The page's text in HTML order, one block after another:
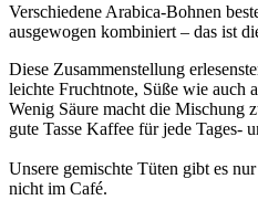
Verschiedene Arabica-Bohnen
ausgewogen kombiniert – das ist
Diese Zusammenstellung
leichte Fruchtnote, Süße wie auch
Wenig Säure macht die Mischung
gute Tasse Kaffee für jede Tages-
Unsere gemischte Tüten gibt es
nicht im Café.